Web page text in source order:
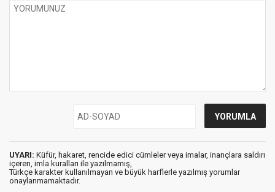
UYARI: Küfür, hakaret, rencide edici cümleler veya imalar, inançlara saldırı
içeren, imla kuralları ile yazılmamış,
Türkçe karakter kullanılmayan ve büyük harflerle yazılmış yorumlar
onaylanmamaktadır.